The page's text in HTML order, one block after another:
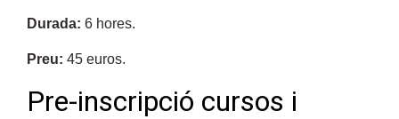
Durada: 6 hores.
Preu: 45 euros.